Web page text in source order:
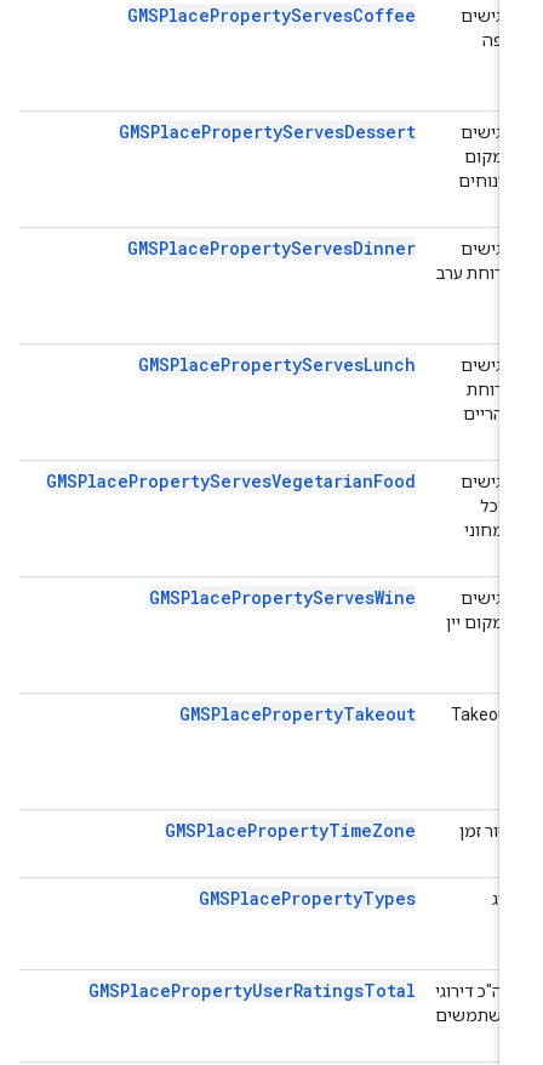
מגישים
GMSPlacePropertyServesCoffee
מגישים
במקום
קינוחים
GMSPlacePropertyServesDessert
מגישים
ארוחת ערב
GMSPlacePropertyServesDinner
מגישים
ארוחת
צהריים
GMSPlacePropertyServesLunch
מגישים
צמחוני
GMSPlacePropertyServesVegetarianFood
מגישים
במקום יין
GMSPlacePropertyServesWine
Takeout
GMSPlacePropertyTakeout
אזור זמן GMSPlacePropertyTimeZone
GMSPlacePropertyTypes
סה"כ דירוגי
משתמשים
GMSPlacePropertyUserRatingsTotal